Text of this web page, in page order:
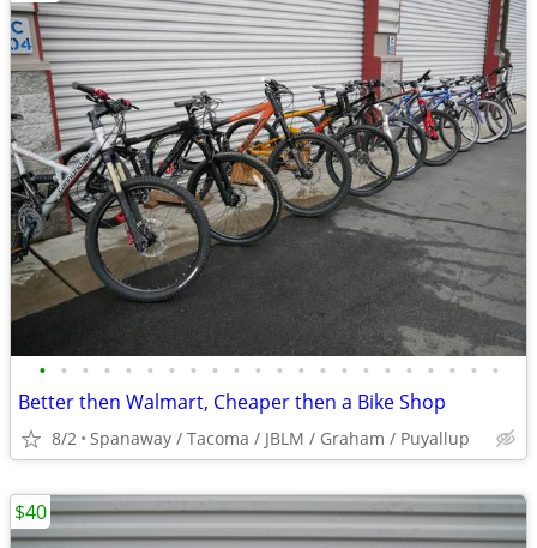
• • • • • • • • • • • • • • • • • • • • • •
Better then Walmart, Cheaper then a Bike Shop
8/2 Spanaway / Tacoma / JBLM / Graham / Puyallup
$40